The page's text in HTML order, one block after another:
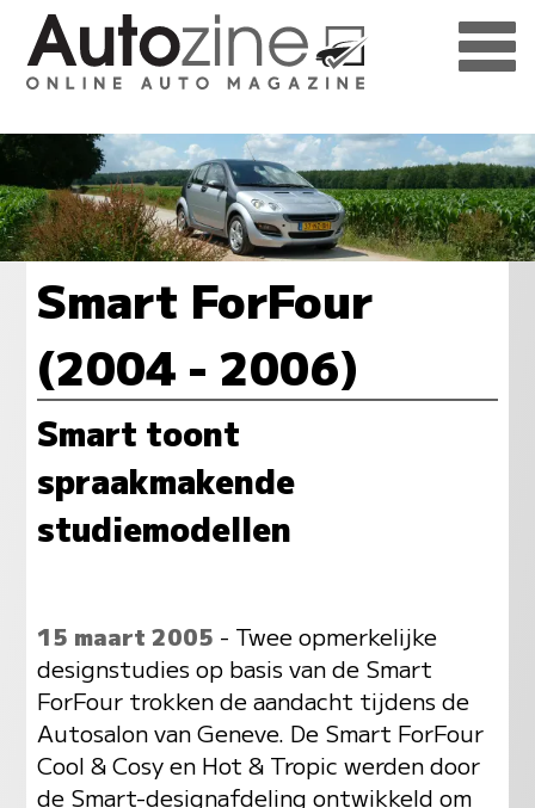
Smart ForFour
(2004 - 2006)
Smart toont
spraakmakende
studiemodellen
15 maart 2005 - Twee opmerkelijke
designstudies op basis van de Smart
ForFour trokken de aandacht tijdens de
Autosalon van Geneve. De Smart ForFour
Cool & Cosy en Hot & Tropic werden door
de Smart-designafdeling ontwikkeld om